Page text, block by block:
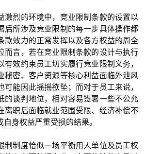
激烈的环境中，竞业限制条款的设置以
后所涉及竞业限制的每一步具体操作都
款效力的正常发挥以及各方权益的周全
而言，若在竞业限制条款的设计与执行
有效约束员工切实履行竞业限制义务，
秘密、客户资源等核心利益面临外泄风
可能因此摇摇欲坠；而对于员工来说，
的谈判地位，相对容易签署一些不公允
离职后面临就业范围受限、经济补偿不
自身权益严重受损的结果。
制制度恰似一场平衡用人单位及员工权